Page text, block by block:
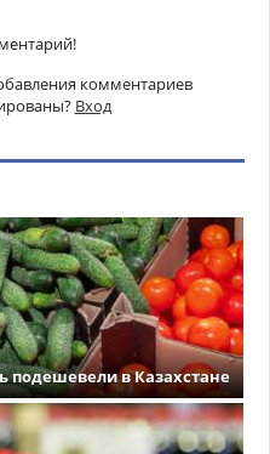
комментариев
Вход
подешевели в Казахстане